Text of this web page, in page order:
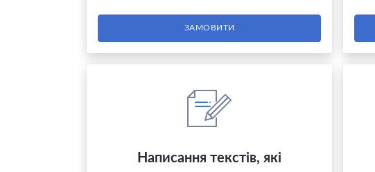
ЗАМОВИТИ
Написання текстів, які